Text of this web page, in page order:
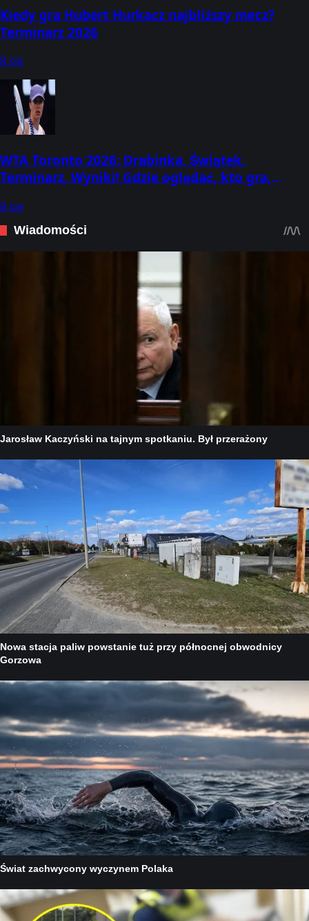
Kiedy gra Hubert Hurkacz najbliższy mecz?
Terminarz 2026
8 sie
WTA Toronto 2026: Drabinka, Świątek,
Terminarz, Wyniki! Gdzie oglądać, kto gra,
8 sie